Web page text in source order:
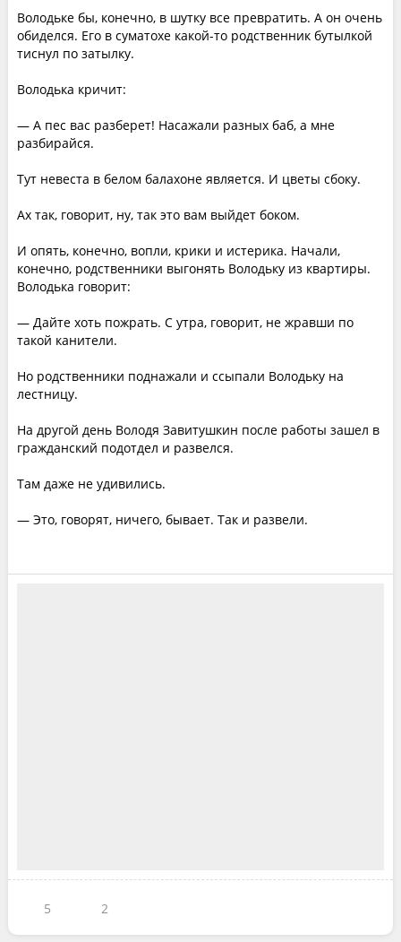
Володьке бы, конечно, в шутку все превратить. А он очень
обиделся. Его в суматохе какой-то родственник бутылкой
тиснул по затылку.
Володька кричит:
— А пес вас разберет! Насажали разных баб, а мне
разбирайся.
Тут невеста в белом балахоне является. И цветы сбоку.
Ах так, говорит, ну, так это вам выйдет боком.
И опять, конечно, вопли, крики и истерика. Начали,
конечно, родственники выгонять Володьку из квартиры.
Володька говорит:
— Дайте хоть пожрать. С утра, говорит, не жравши по
такой канители.
Но родственники поднажали и ссыпали Володьку на
лестницу.
На другой день Володя Завитушкин после работы зашел в
гражданский подотдел и развелся.
Там даже не удивились.
— Это, говорят, ничего, бывает. Так и развели.
5 2